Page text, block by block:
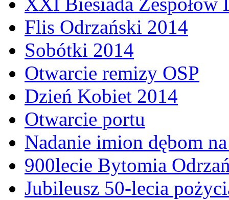
Flis Odrzański 2014
Sobótki 2014
Otwarcie remizy OSP
Dzień Kobiet 2014
Otwarcie portu
Nadanie imion dębom
900lecie Bytomia
Jubileusz 50-lecia